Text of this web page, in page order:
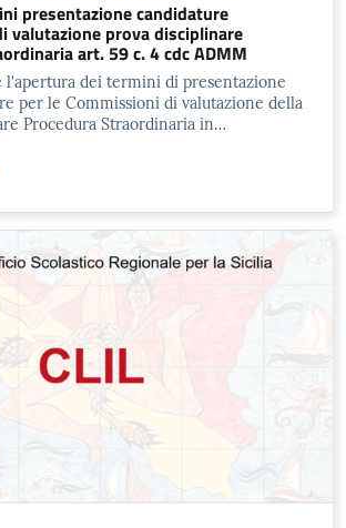
presentazione candidature
valutazione prova disciplinare
art. 59 c. 4 cdc ADMM
l'apertura dei termini di presentazione
per le Commissioni di valutazione della
Procedura Straordinaria in…